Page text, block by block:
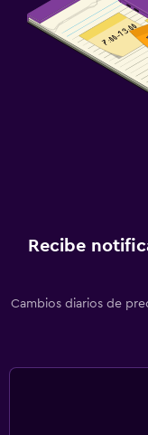
Recibe
Cambios diarios de